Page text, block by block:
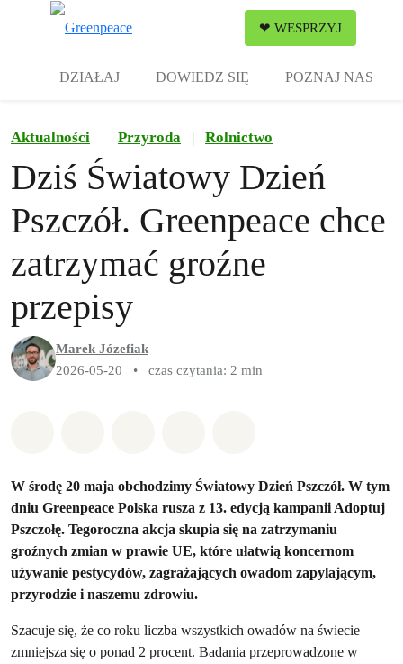
❤ WESPRZYJ
DZIAŁAJ DOWIEDZ SIĘ POZNAJ NAS
Aktualności Przyroda | Rolnictwo
Dziś Światowy Dzień
Pszczół. Greenpeace chce
zatrzymać groźne
przepisy
Marek Józefiak
2026-05-20
• czas czytania: 2 min
W środę 20 maja obchodzimy Światowy Dzień Pszczół. W tym
dniu Greenpeace Polska rusza z 13. edycją kampanii Adoptuj
Pszczołę. Tegoroczna akcja skupia się na zatrzymaniu
groźnych zmian w prawie UE, które ułatwią koncernom
używanie pestycydów, zagrażających owadom zapylającym,
przyrodzie i naszemu zdrowiu.
Szacuje się, że co roku liczba wszystkich owadów na świecie
zmniejsza się o ponad 2 procent. Badania przeprowadzone w